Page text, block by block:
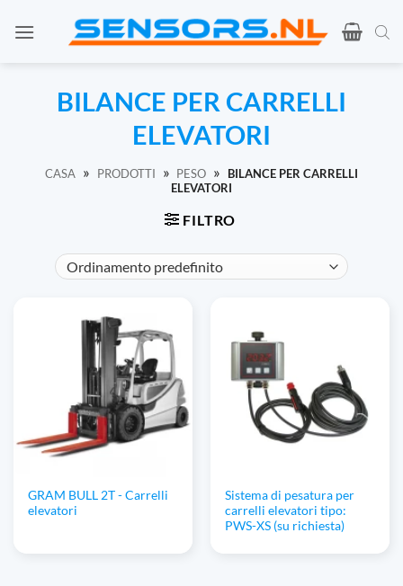
BILANCE PER CARRELLI
ELEVATORI
CASA » PRODOTTI » PESO »
BILANCE PER CARRELLI
ELEVATORI
FILTRO
GRAM BULL 2T - Carrelli
elevatori
Sistema di pesatura per
carrelli elevatori tipo:
PWS-XS (su richiesta)